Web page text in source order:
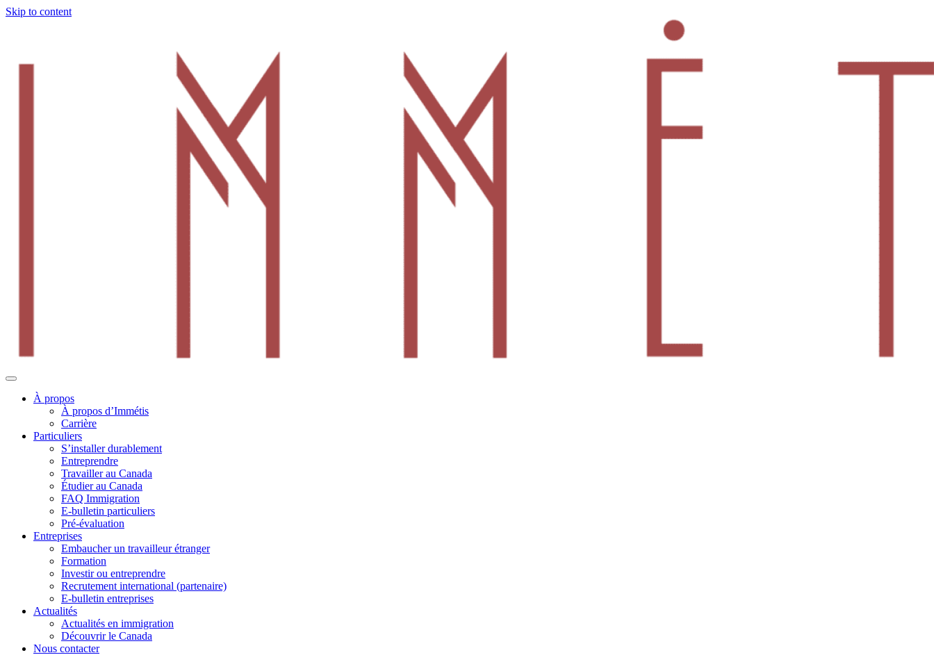
Skip to content
À propos
À propos d’Immétis
Carrière
Particuliers
S’installer durablement
Entreprendre
Travailler au Canada
Étudier au Canada
FAQ Immigration
E-bulletin particuliers
Pré-évaluation
Entreprises
Embaucher un travailleur étranger
Formation
Investir ou entreprendre
Recrutement international (partenaire)
E-bulletin entreprises
Actualités
Actualités en immigration
Découvrir le Canada
Nous contacter